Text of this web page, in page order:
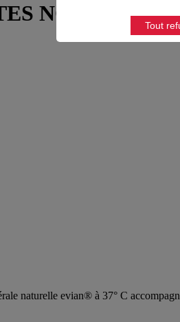
Tout
NOS
naturelle evian® à 37° C